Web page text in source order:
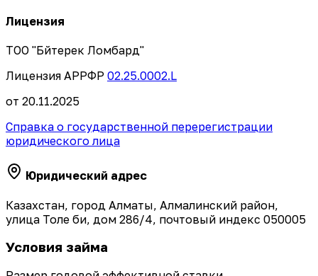
Лицензия
ТОО "Бәйтерек Ломбард"
Лицензия АРРФР 02.25.0002.L
от 20.11.2025
Справка о государственной перерегистрации
юридического лица
Юридический адрес
Казахстан, город Алматы, Алмалинский район,
улица Толе би, дом 286/4, почтовый индекс 050005
Условия займа